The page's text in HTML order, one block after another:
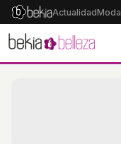
ActualidadModa